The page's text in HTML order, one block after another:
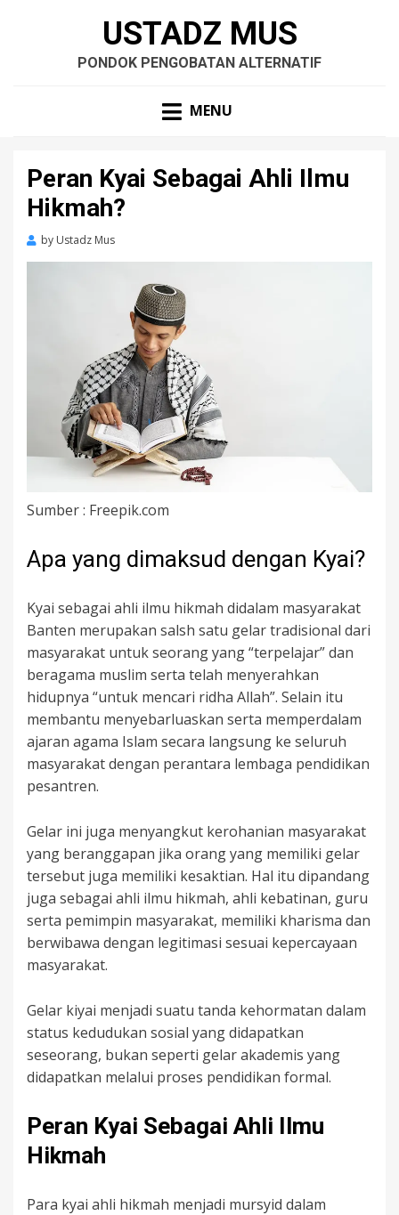
USTADZ MUS
PONDOK PENGOBATAN ALTERNATIF
MENU
Peran Kyai Sebagai Ahli Ilmu
Hikmah?
by Ustadz Mus
Sumber : Freepik.com
Apa yang dimaksud dengan Kyai?
Kyai sebagai ahli ilmu hikmah didalam masyarakat
Banten merupakan salsh satu gelar tradisional dari
masyarakat untuk seorang yang “terpelajar” dan
beragama muslim serta telah menyerahkan
hidupnya “untuk mencari ridha Allah”. Selain itu
membantu menyebarluaskan serta memperdalam
ajaran agama Islam secara langsung ke seluruh
masyarakat dengan perantara lembaga pendidikan
pesantren.
Gelar ini juga menyangkut kerohanian masyarakat
yang beranggapan jika orang yang memiliki gelar
tersebut juga memiliki kesaktian. Hal itu dipandang
juga sebagai ahli ilmu hikmah, ahli kebatinan, guru
serta pemimpin masyarakat, memiliki kharisma dan
berwibawa dengan legitimasi sesuai kepercayaan
masyarakat.
Gelar kiyai menjadi suatu tanda kehormatan dalam
status kedudukan sosial yang didapatkan
seseorang, bukan seperti gelar akademis yang
didapatkan melalui proses pendidikan formal.
Peran Kyai Sebagai Ahli Ilmu
Hikmah
Para kyai ahli hikmah menjadi mursyid dalam